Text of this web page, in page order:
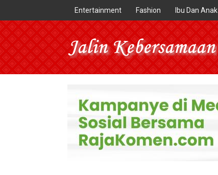
Entertainment Fashion Ibu Dan Anak